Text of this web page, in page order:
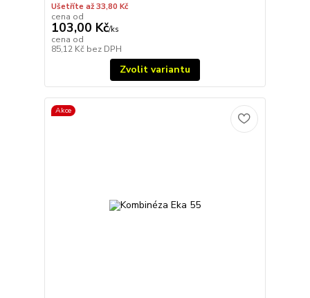
Ušetříte až 33,80 Kč
cena od
103,00 Kč/ks
cena od
85,12 Kč bez DPH
Zvolit variantu
Akce